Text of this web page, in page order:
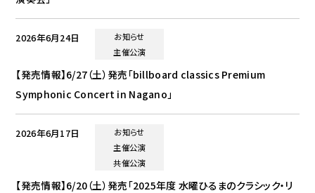
2026年6月24日
お知らせ
主催公演
【発売情報】6/27（土）発売「billboard classics Premium
Symphonic Concert in Nagano」
2026年6月17日
お知らせ
主催公演
共催公演
【発売情報】6/20（土）発売「2025年度 水曜ひるまのクラシック・リ